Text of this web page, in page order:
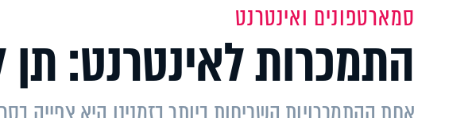
סמארטפונים ואינטרנט
התמכרות לאינטרנט: